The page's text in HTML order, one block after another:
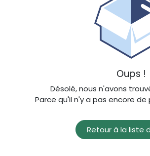
Oups !
Désolé, nous n'avons
Parce qu'il n'y a pas encore
Retour à la liste